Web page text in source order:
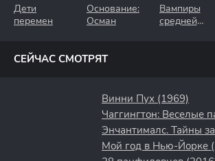
Дети
перемен
Основание:
Осман
Вампиры
средней
СЕЙЧАС СМОТРЯТ
Винни Пух (1969)
Мой год в Нью-Йорке